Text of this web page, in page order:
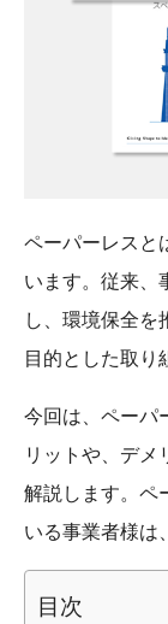
ペーパーレスと
います。従来、
し、環境保全
目的とした取り
今回は、ペーパ
リットや、デメ
解説します。ペ
いる事業者様は
目次